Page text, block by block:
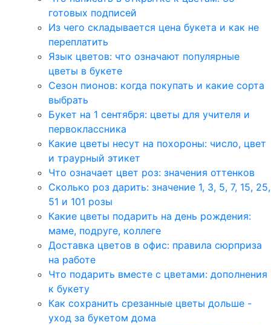
готовых подписей
Из чего складывается цена букета и как не
переплатить
Язык цветов: что означают популярные
цветы в букете
Сезон пионов: когда покупать и какие сорта
выбрать
Букет на 1 сентября: цветы для учителя и
первоклассника
Какие цветы несут на похороны: число, цвет
и траурный этикет
Что означает цвет роз: значения оттенков
Сколько роз дарить: значение 1, 3, 5, 7, 15, 25,
51 и 101 розы
Какие цветы подарить на день рождения:
маме, подруге, коллеге
Доставка цветов в офис: правила сюрприза
на работе
Что подарить вместе с цветами: дополнения
к букету
Как сохранить срезанные цветы дольше -
уход за букетом дома